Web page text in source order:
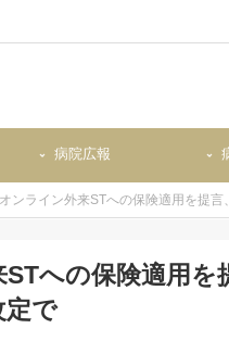
病院広報
オンライン外来STへの保険適用を提言
への保険適用を
定で